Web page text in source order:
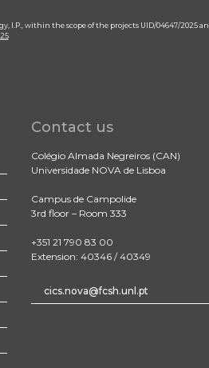
within the scope of the projects UID/04647/2025
Contact us
Colégio Almada Negreiros (CAN)
Universidade NOVA de Lisboa
Campus de Campolide
3rd floor – Room 333
+351 21 790 83 00
Extension: 40346 / 40349
cics.nova@fcsh.unl.pt